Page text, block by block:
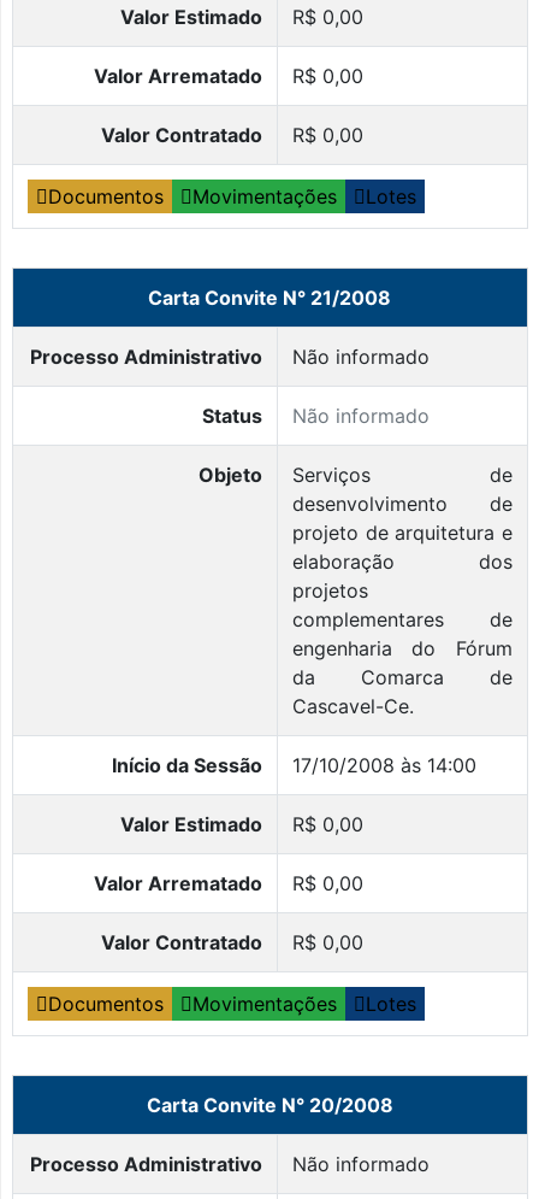
Valor Estimado R$ 0,00
Valor Arrematado R$ 0,00
Valor Contratado R$ 0,00
Documentos Movimentações Lotes
Carta Convite N° 21/2008
Processo Administrativo Não informado
Status Não informado
Objeto
Serviços de
desenvolvimento de
projeto de arquitetura e
elaboração dos
projetos
complementares de
engenharia do Fórum
da Comarca de
Cascavel-Ce.
Início da Sessão 17/10/2008 às 14:00
Valor Estimado R$ 0,00
Valor Arrematado R$ 0,00
Valor Contratado R$ 0,00
Documentos Movimentações Lotes
Carta Convite N° 20/2008
Processo Administrativo Não informado